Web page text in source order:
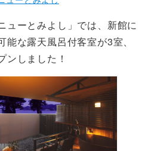
ューとみよし」では、新館に
能な露天風呂付客室が3室、
ンしました！